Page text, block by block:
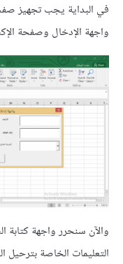
في البداية يجب تجهيز
واجهة الإدخال وصفحة
والآن سنحرر واجهة كتابة
التعليمات الخاصة بترحيل